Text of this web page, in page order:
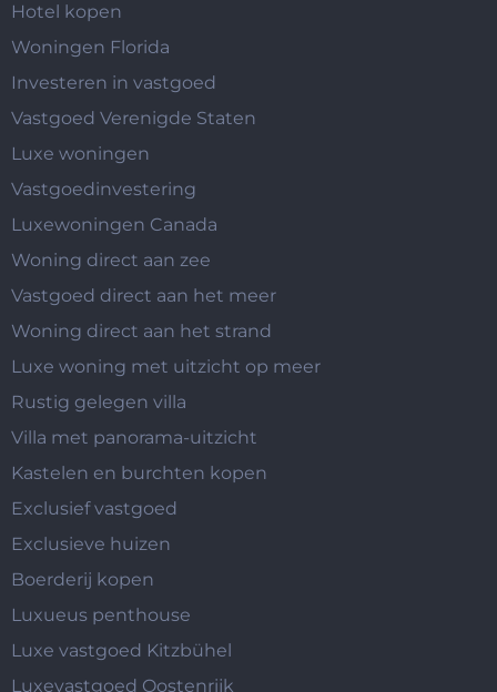
Hotel kopen
Woningen Florida
Investeren in vastgoed
Vastgoed Verenigde Staten
Luxe woningen
Vastgoedinvestering
Luxewoningen Canada
Woning direct aan zee
Vastgoed direct aan het meer
Woning direct aan het strand
Luxe woning met uitzicht op meer
Rustig gelegen villa
Villa met panorama-uitzicht
Kastelen en burchten kopen
Exclusief vastgoed
Exclusieve huizen
Boerderij kopen
Luxueus penthouse
Luxe vastgoed Kitzbühel
Luxevastgoed Oostenrijk